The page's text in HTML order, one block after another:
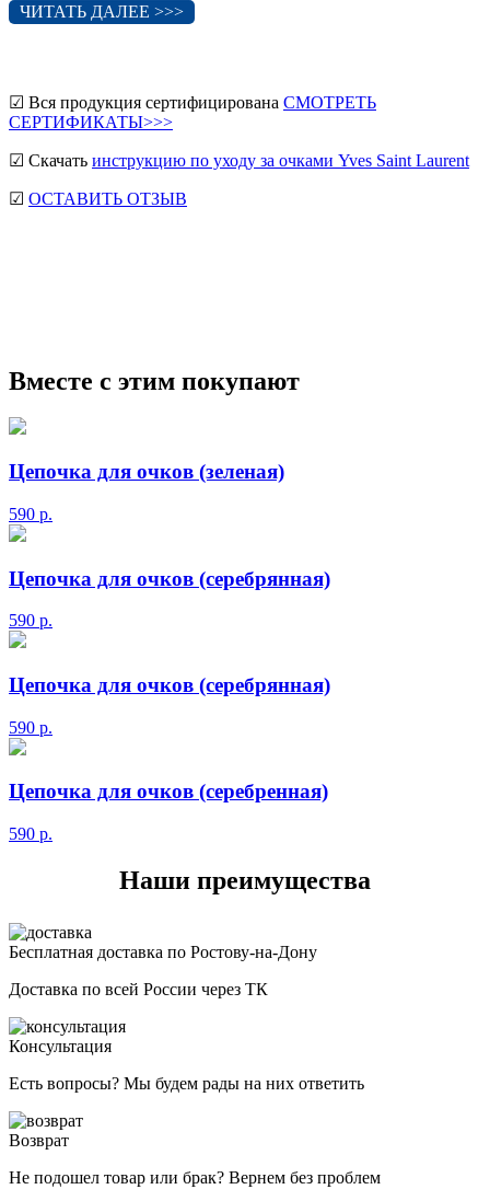
ЧИТАТЬ ДАЛЕЕ >>>
☑ Вся продукция сертифицирована СМОТРЕТЬ
СЕРТИФИКАТЫ>>>
☑ Скачать инструкцию по уходу за очками Yves Saint Laurent
☑ ОСТАВИТЬ ОТЗЫВ
Вместе с этим покупают
Цепочка для очков (зеленая)
590 р.
Цепочка для очков (серебрянная)
590 р.
Цепочка для очков (серебрянная)
590 р.
Цепочка для очков (серебренная)
590 р.
Наши преимущества
Бесплатная доставка по Ростову-на-Дону
Доставка по всей России через ТК
Консультация
Есть вопросы? Мы будем рады на них ответить
Возврат
Не подошел товар или брак? Вернем без проблем